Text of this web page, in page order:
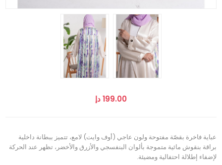
199.00 دإ
عباية فاخرة بقصّة مفتوحة ولون عاجي (أوف وايت) لامع، تتميز ببطانة داخلية
براقة بنقوش مائية متموجة بألوان البنفسجي والأزرق والأخضر، تظهر عند الحركة
لإضفاء إطلالة احتفالية ومضيئة.